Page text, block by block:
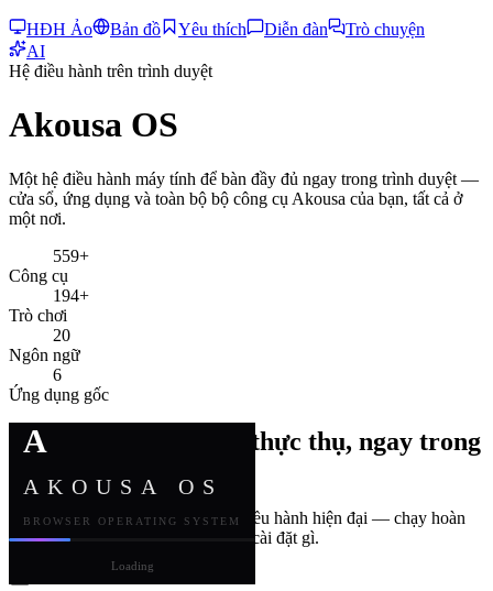
HĐH Ảo Bản đồ Yêu thích Diễn đàn
Trò chuyện
AI
Hệ điều hành trên trình duyệt
Akousa OS
Một hệ điều hành máy tính để bàn đầy đủ ngay trong trình duyệt —
cửa sổ, ứng dụng và toàn bộ bộ công cụ Akousa của bạn, tất cả ở
một nơi.
559+
Công cụ
194+
Trò chơi
20
Ngôn ngữ
6
Ứng dụng gốc
A
AKOUSA OS
BROWSER OPERATING SYSTEM
Loading
Một máy tính để bàn thực thụ, ngay trong
Mọi thứ bạn mong đợi từ một hệ điều hành hiện đại — chạy hoàn
toàn ở phía máy khách, không cần cài đặt gì.